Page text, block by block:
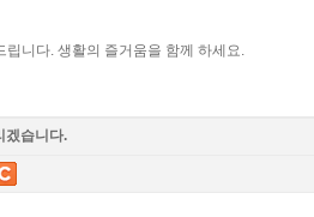
니다. 생활의 즐거움을 함께 하세요.
겠습니다.